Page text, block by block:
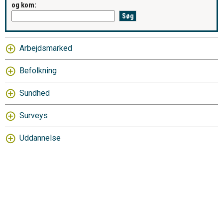
og kom:
Arbejdsmarked
Befolkning
Sundhed
Surveys
Uddannelse